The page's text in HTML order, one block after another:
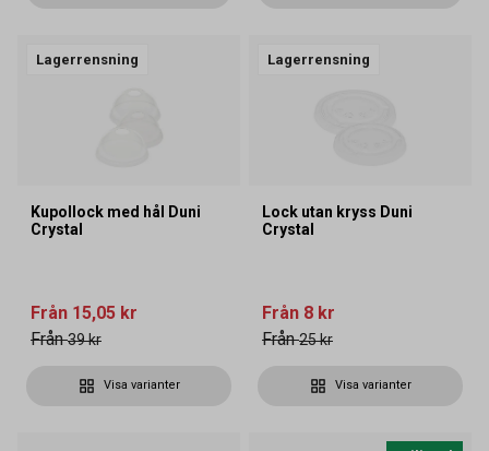
Lagerrensning
Kupollock med hål Duni
Crystal
Från 15,05 kr
Från 39 kr
Visa varianter
Lagerrensning
Lock utan kryss Duni
Crystal
Från 8 kr
Från 25 kr
Visa varianter